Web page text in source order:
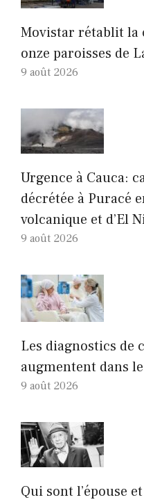
Movistar rétablit la
onze paroisses de
9 août 2026
Urgence à Cauca:
décrétée à Puracé
volcanique et d’El
9 août 2026
Les diagnostics de
augmentent dans
9 août 2026
Qui sont l’épouse